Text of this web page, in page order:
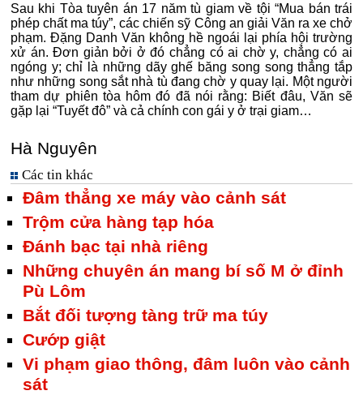
Sau khi Tòa tuyên án 17 năm tù giam về tội “Mua bán trái
phép chất ma túy”, các chiến sỹ Công an giải Văn ra xe chở
phạm. Đặng Danh Văn không hề ngoái lại phía hội trường
xử án. Đơn giản bởi ở đó chẳng có ai chờ y, chẳng có ai
ngóng y; chỉ là những dãy ghế băng song song thẳng tắp
như những song sắt nhà tù đang chờ y quay lại. Một người
tham dự phiên tòa hôm đó đã nói rằng: Biết đâu, Văn sẽ
gặp lại “Tuyết đô” và cả chính con gái y ở trại giam…
Hà Nguyên
Các tin khác
Đâm thẳng xe máy vào cảnh sát
Trộm cửa hàng tạp hóa
Đánh bạc tại nhà riêng
Những chuyên án mang bí số M ở đỉnh
Pù Lôm
Bắt đối tượng tàng trữ ma túy
Cướp giật
Vi phạm giao thông, đâm luôn vào cảnh
sát